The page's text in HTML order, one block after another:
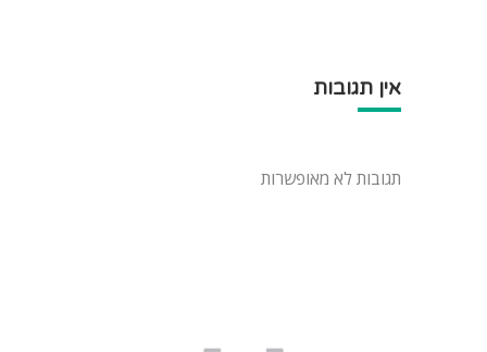
אין תגובות
תגובות לא מאופשרות